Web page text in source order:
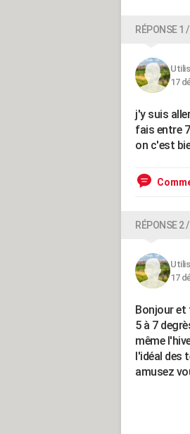
RÉPONSE 1
17
j'y suis
fais entre
on c'est
RÉPONSE 2
17
Bonjour et
5 à 7
même
l'idéal des
amusez